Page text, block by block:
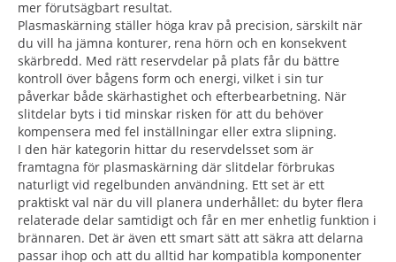
mer förutsägbart resultat.
Plasmaskärning ställer höga krav på precision, särskilt när
du vill ha jämna konturer, rena hörn och en konsekvent
skärbredd. Med rätt reservdelar på plats får du bättre
kontroll över bågens form och energi, vilket i sin tur
påverkar både skärhastighet och efterbearbetning. När
slitdelar byts i tid minskar risken för att du behöver
kompensera med fel inställningar eller extra slipning.
I den här kategorin hittar du reservdelsset som är
framtagna för plasmaskärning där slitdelar förbrukas
naturligt vid regelbunden användning. Ett set är ett
praktiskt val när du vill planera underhållet: du byter flera
relaterade delar samtidigt och får en mer enhetlig funktion i
brännaren. Det är även ett smart sätt att säkra att delarna
passar ihop och att du alltid har kompatibla komponenter